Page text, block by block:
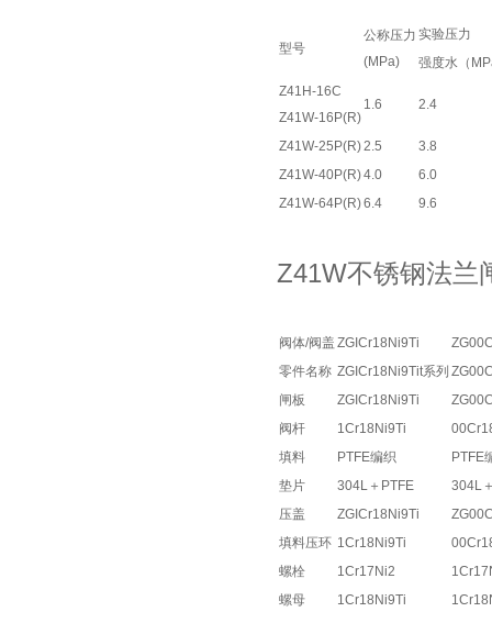
型号
公称压力
(MPa)
实验压力
强度水（
Z41H-16C
Z41W-16P(R)
1.6 2.4
Z41W-25P(R)2.5
3.8
Z41W-40P(R)4.0
6.0
Z41W-64P(R)6.4 9.6
Z41W不锈钢法兰
阀体/阀盖 ZGICr18Ni9Ti
零件名称 ZGICr18Ni9Tit系列
闸板
ZGICr18Ni9Ti
阀杆
1Cr18Ni9Ti
填料
PTFE编织
PTFE
垫片
304L＋PTFE
304L
压盖
ZGICr18Ni9Ti
填料压环 1Cr18Ni9Ti
螺栓
1Cr17Ni2
螺母
1Cr18Ni9Ti